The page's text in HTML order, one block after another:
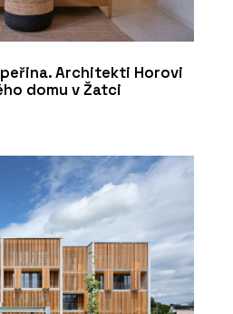
peřina. Architekti Horovi
domu v Žatci